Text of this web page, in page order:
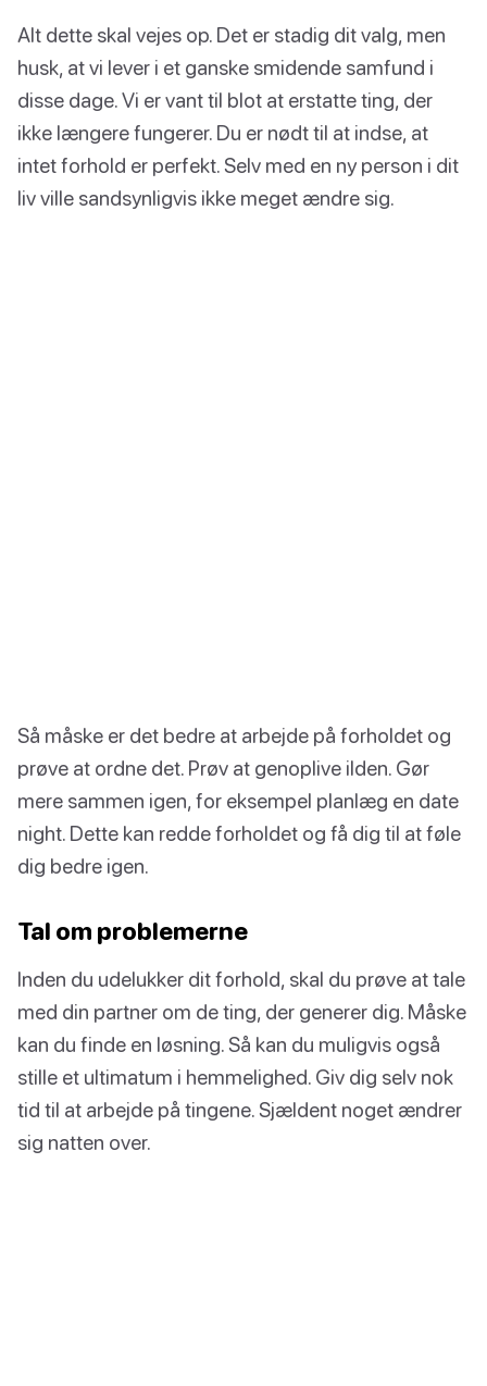
Alt dette skal vejes op. Det er stadig dit valg, men
husk, at vi lever i et ganske smidende samfund i
disse dage. Vi er vant til blot at erstatte ting, der
ikke længere fungerer. Du er nødt til at indse, at
intet forhold er perfekt. Selv med en ny person i dit
liv ville sandsynligvis ikke meget ændre sig.
Så måske er det bedre at arbejde på forholdet og
prøve at ordne det. Prøv at genoplive ilden. Gør
mere sammen igen, for eksempel planlæg en date
night. Dette kan redde forholdet og få dig til at føle
dig bedre igen.
Tal om problemerne
Inden du udelukker dit forhold, skal du prøve at tale
med din partner om de ting, der generer dig. Måske
kan du finde en løsning. Så kan du muligvis også
stille et ultimatum i hemmelighed. Giv dig selv nok
tid til at arbejde på tingene. Sjældent noget ændrer
sig natten over.